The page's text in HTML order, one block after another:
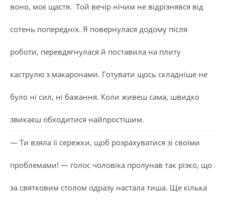
воно, моє щастя. Той вечір нічим не відрізнявся від
сотень попередніх. Я повернулася додому після
роботи, перевдягнулася й поставила на плиту
каструлю з макаронами. Готувати щось складніше не
було ні сил, ні бажання. Коли живеш сама, швидко
звикаєш обходитися найпростішим.
— Ти взяла її сережки, щоб розрахуватися зі своїми
проблемами! — голос чоловіка пролунав так різко, що
за святковим столом одразу настала тиша. Ще кілька